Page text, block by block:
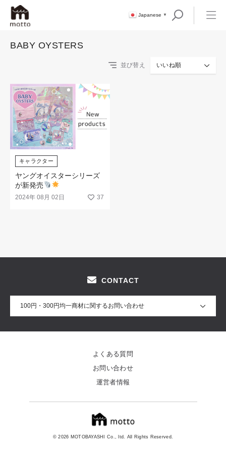
Japanese ▼
BABY OYSTERS
並び替え いいね順
キャラクター
ヤングオイスターシリーズ
が新発売
2024年 08月 02日 37
CONTACT
100円・300円均一商材に関するお問い合わせ
© 2026 MOTOBAYASHI Co., ltd. All Rights Reserved.
よくある質問
お問い合わせ
運営者情報